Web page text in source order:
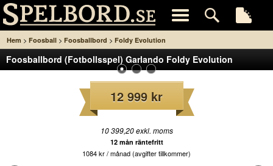
Hem > Foosball > Foosballbord > Foldy Evolution
Foosballbord (Fotbollsspel) Garlando Foldy Evolution
12 999 kr
10 399,20 exkl. moms
12 mån räntefritt
1084 kr / månad (avgifter tillkommer)